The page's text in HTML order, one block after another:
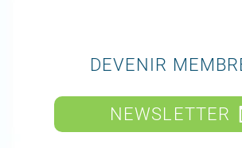
DEVENIR
NEWSLETTER